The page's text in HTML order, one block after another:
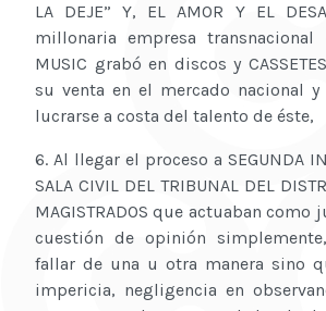
LA DEJE” Y, EL AMOR Y EL
millonaria empresa transnacional
MUSIC grabó en discos y
su venta en el mercado nacional y
lucrarse a costa del talento de éste,
6. Al llegar el proceso a SEGUNDA
SALA CIVIL DEL TRIBUNAL DEL
MAGISTRADOS que actuaban como
cuestión de opinión
fallar de una u otra manera sino
impericia, negligencia en